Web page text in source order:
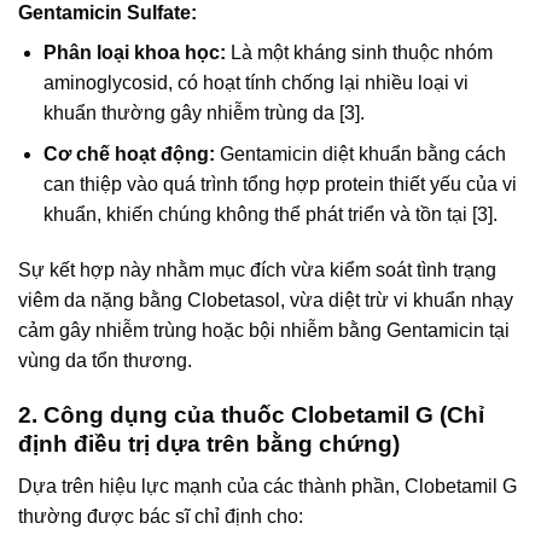
Gentamicin Sulfate:
Phân loại khoa học: Là một kháng sinh thuộc nhóm
aminoglycosid, có hoạt tính chống lại nhiều loại vi
khuẩn thường gây nhiễm trùng da [3].
Cơ chế hoạt động: Gentamicin diệt khuẩn bằng cách
can thiệp vào quá trình tổng hợp protein thiết yếu của vi
khuẩn, khiến chúng không thể phát triển và tồn tại [3].
Sự kết hợp này nhằm mục đích vừa kiểm soát tình trạng
viêm da nặng bằng Clobetasol, vừa diệt trừ vi khuẩn nhạy
cảm gây nhiễm trùng hoặc bội nhiễm bằng Gentamicin tại
vùng da tổn thương.
2. Công dụng của thuốc Clobetamil G (Chỉ
định điều trị dựa trên bằng chứng)
Dựa trên hiệu lực mạnh của các thành phần, Clobetamil G
thường được bác sĩ chỉ định cho: